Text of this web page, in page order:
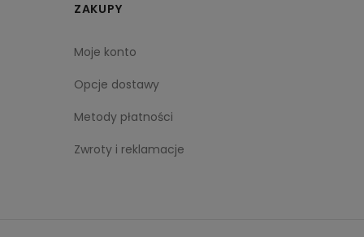
ZAKUPY
Moje konto
Opcje dostawy
Metody płatności
Zwroty i reklamacje